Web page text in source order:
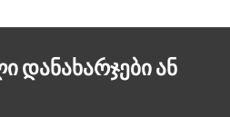
დანახარჯები ან